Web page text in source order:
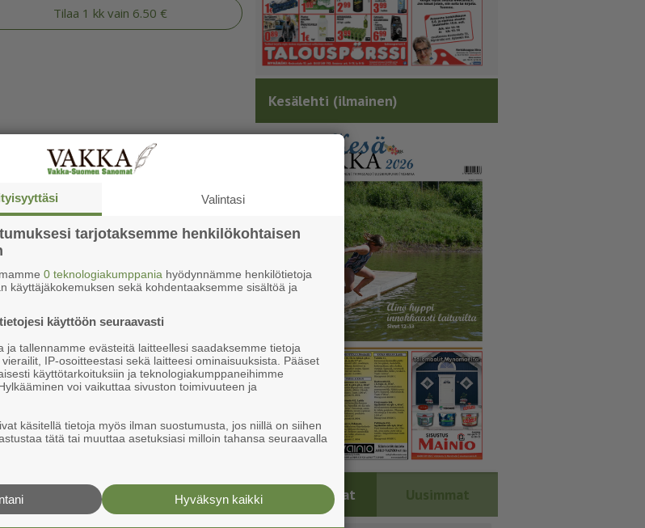
Tilaa 1 kk vain 6.50 €
Kesälehti (ilmainen)
Luetuimmat Uusimmat
Valintasi
tarjotaksemme henkilökohtaisen
0 teknologiakumppania hyödynnämme henkilötietoja
käyttäjäkokemuksen sekä kohdentaaksemme sisältöä ja
käyttöön seuraavasti
ja tallennamme evästeitä laitteellesi saadaksemme tietoja
IP-osoitteestasi sekä laitteesi ominaisuuksista. Pääset
käyttötarkoituksiin ja teknologiakumppaneihimme
voi vaikuttaa sivuston toimivuuteen ja
käsitellä tietoja myös ilman suostumusta, jos niillä on siihen
tätä tai muuttaa asetuksiasi milloin tahansa seuraavalla
Hyväksyn kaikki